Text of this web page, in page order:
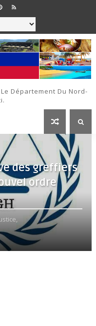
Département Du Nord-
des greffiers
ordre